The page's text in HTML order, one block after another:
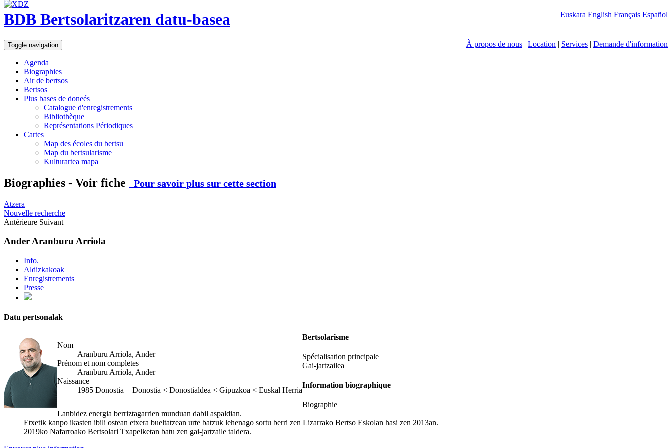
Euskara English Français Español
BDB Bertsolaritzaren datu-basea
À propos de nous | Location | Services | Demande d'information
Toggle navigation
Agenda
Biographies
Air de bertsos
Bertsos
Plus bases de doneés
Catalogue d'enregistrements
Bibliothèque
Représentations Périodiques
Cartes
Map des écoles du bertsu
Map du bertsularisme
Kulturartea mapa
Biographies - Voir fiche Pour savoir plus sur cette section
Atzera
Nouvelle recherche
Antérieure Suivant
Ander Aranburu Arriola
Info.
Aldizkakoak
Enregistrements
Presse
Datu pertsonalak
Nom
Aranburu Arriola, Ander
Prénom et nom completes
Aranburu Arriola, Ander
Naissance
1985 Donostia + Donostia < Donostialdea < Gipuzkoa < Euskal Herria
Bertsolarisme
Spécialisation principale
Gai-jartzailea
Information biographique
Biographie
Lanbidez energia berriztagarrien munduan dabil aspaldian.
Etxetik kanpo ikasten ibili ostean etxera bueltatzean urte batzuk lehenago sortu berri zen Lizarrako Bertso Eskolan hasi zen 2013an.
2019ko Nafarroako Bertsolari Txapelketan batu zen gai-jartzaile taldera.